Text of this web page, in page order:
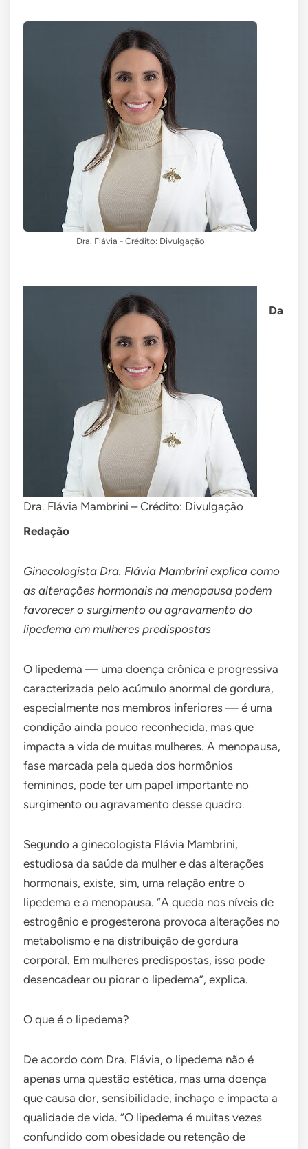
Dra. Flávia - Crédito: Divulgação
Dra. Flávia Mambrini – Crédito: Divulgação
Da
Redação
Ginecologista Dra. Flávia Mambrini explica como
as alterações hormonais na menopausa podem
favorecer o surgimento ou agravamento do
lipedema em mulheres predispostas
O lipedema — uma doença crônica e progressiva
caracterizada pelo acúmulo anormal de gordura,
especialmente nos membros inferiores — é uma
condição ainda pouco reconhecida, mas que
impacta a vida de muitas mulheres. A menopausa,
fase marcada pela queda dos hormônios
femininos, pode ter um papel importante no
surgimento ou agravamento desse quadro.
Segundo a ginecologista Flávia Mambrini,
estudiosa da saúde da mulher e das alterações
hormonais, existe, sim, uma relação entre o
lipedema e a menopausa. “A queda nos níveis de
estrogênio e progesterona provoca alterações no
metabolismo e na distribuição de gordura
corporal. Em mulheres predispostas, isso pode
desencadear ou piorar o lipedema”, explica.
O que é o lipedema?
De acordo com Dra. Flávia, o lipedema não é
apenas uma questão estética, mas uma doença
que causa dor, sensibilidade, inchaço e impacta a
qualidade de vida. “O lipedema é muitas vezes
confundido com obesidade ou retenção de